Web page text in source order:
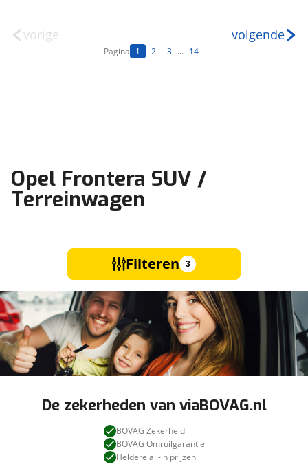
vorige
Pagina 1 2 3 ... 14
volgende
Opel Frontera SUV /
Terreinwagen
Filteren 3
De zekerheden van viaBOVAG.nl
BOVAG Zekerheid
BOVAG Omruilgarantie
Heldere all-in prijzen